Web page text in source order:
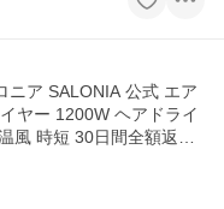
ニア SALONIA 公式 エア
ヤー 1200W ヘアドライ
風 時短 30日間全額返金